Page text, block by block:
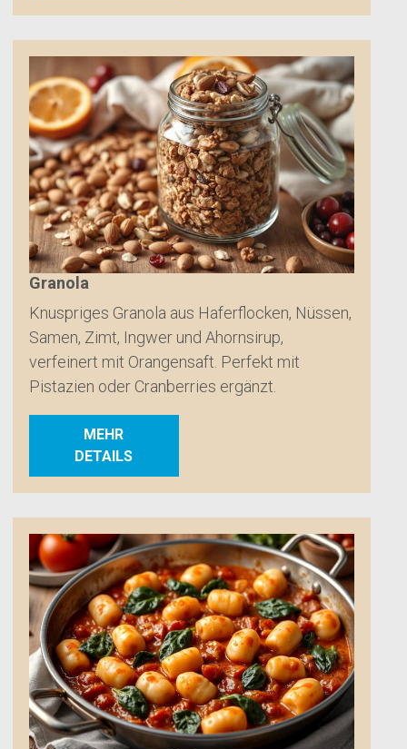
Granola
Knuspriges Granola aus Haferflocken, Nüssen,
Samen, Zimt, Ingwer und Ahornsirup,
verfeinert mit Orangensaft. Perfekt mit
Pistazien oder Cranberries ergänzt.
MEHR
DETAILS